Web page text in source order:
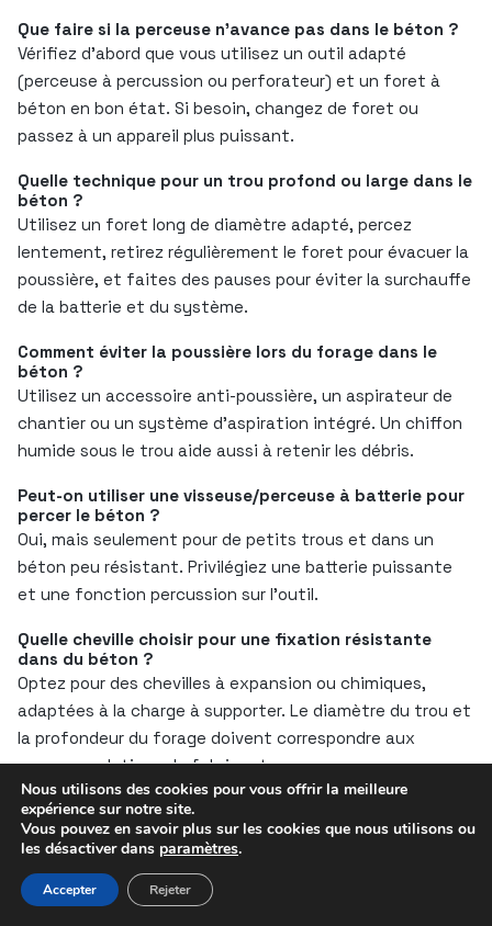
Que faire si la perceuse n’avance pas dans le béton ?
Vérifiez d’abord que vous utilisez un outil adapté
(perceuse à percussion ou perforateur) et un foret à
béton en bon état. Si besoin, changez de foret ou
passez à un appareil plus puissant.
Quelle technique pour un trou profond ou large dans le
béton ?
Utilisez un foret long de diamètre adapté, percez
lentement, retirez régulièrement le foret pour évacuer la
poussière, et faites des pauses pour éviter la surchauffe
de la batterie et du système.
Comment éviter la poussière lors du forage dans le
béton ?
Utilisez un accessoire anti-poussière, un aspirateur de
chantier ou un système d’aspiration intégré. Un chiffon
humide sous le trou aide aussi à retenir les débris.
Peut-on utiliser une visseuse/perceuse à batterie pour
percer le béton ?
Oui, mais seulement pour de petits trous et dans un
béton peu résistant. Privilégiez une batterie puissante
et une fonction percussion sur l’outil.
Quelle cheville choisir pour une fixation résistante
dans du béton ?
Optez pour des chevilles à expansion ou chimiques,
adaptées à la charge à supporter. Le diamètre du trou et
la profondeur du forage doivent correspondre aux
recommandations du fabricant.
Que faire si la cheville ne tient pas dans le trou du
béton ?
Si le trou est trop large, rebouchez-le avec un mortier
adapté, laissez sécher puis recommencez le perçage.
Sinon, utilisez une cheville plus grosse ou chimique.
Nous utilisons des cookies pour vous offrir la meilleure
expérience sur notre site.
Vous pouvez en savoir plus sur les cookies que nous utilisons ou
les désactiver dans paramètres.
Accepter Rejeter